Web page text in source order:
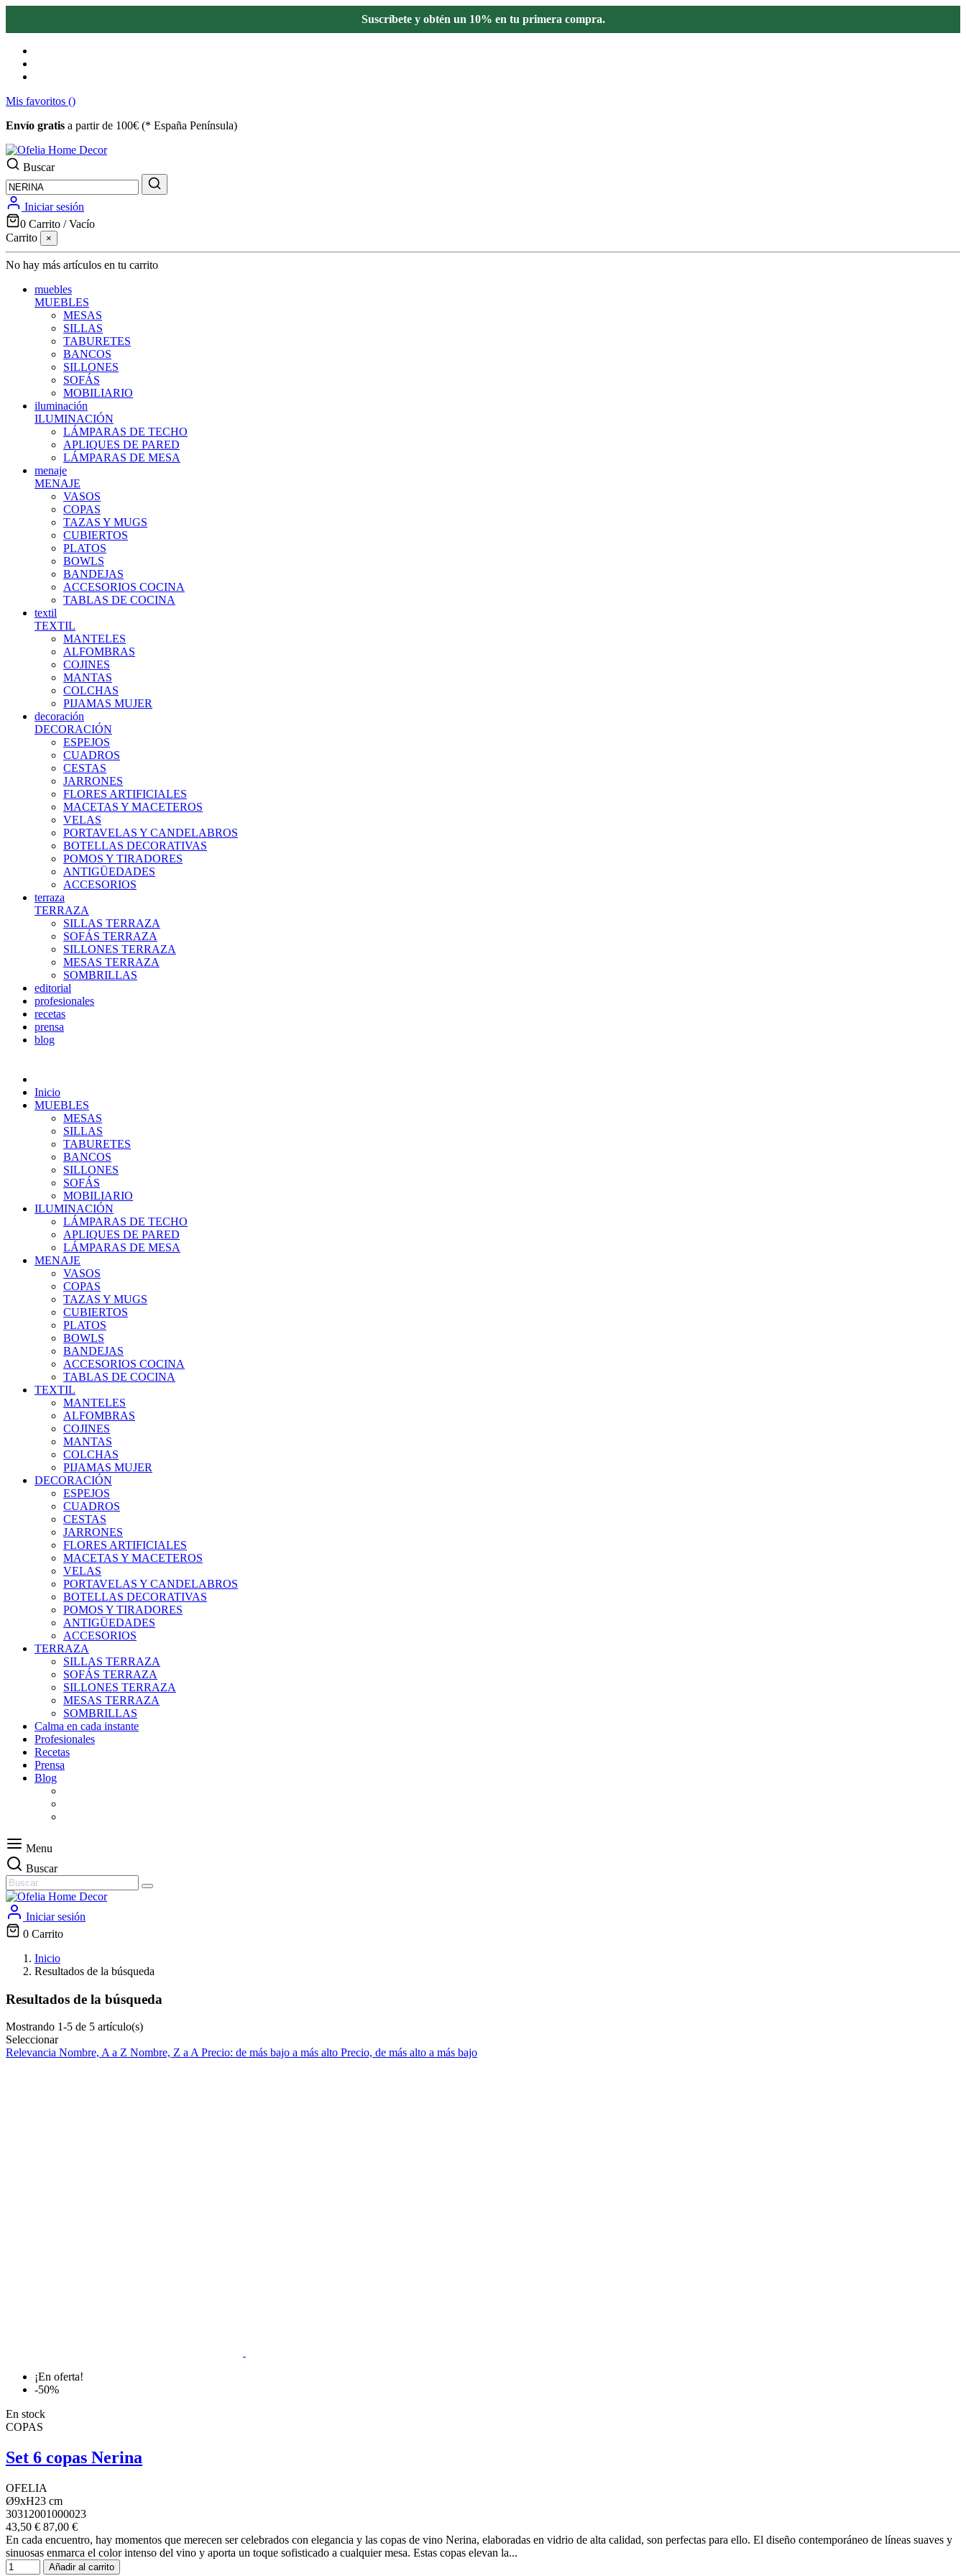
Suscríbete y obtén un 10% en tu primera compra.
Mis favoritos ()
Envío gratis a partir de 100€ (* España Península)
Buscar
Iniciar sesión
0 Carrito /Vacío
Carrito
×
No hay más artículos en tu carrito
muebles
MUEBLES
MESAS
SILLAS
TABURETES
BANCOS
SILLONES
SOFÁS
MOBILIARIO
iluminación
ILUMINACIÓN
LÁMPARAS DE TECHO
APLIQUES DE PARED
LÁMPARAS DE MESA
menaje
MENAJE
VASOS
COPAS
TAZAS Y MUGS
CUBIERTOS
PLATOS
BOWLS
BANDEJAS
ACCESORIOS COCINA
TABLAS DE COCINA
textil
TEXTIL
MANTELES
ALFOMBRAS
COJINES
MANTAS
COLCHAS
PIJAMAS MUJER
decoración
DECORACIÓN
ESPEJOS
CUADROS
CESTAS
JARRONES
FLORES ARTIFICIALES
MACETAS Y MACETEROS
VELAS
PORTAVELAS Y CANDELABROS
BOTELLAS DECORATIVAS
POMOS Y TIRADORES
ANTIGÜEDADES
ACCESORIOS
terraza
TERRAZA
SILLAS TERRAZA
SOFÁS TERRAZA
SILLONES TERRAZA
MESAS TERRAZA
SOMBRILLAS
editorial
profesionales
recetas
prensa
blog
Inicio
MUEBLES
MESAS
SILLAS
TABURETES
BANCOS
SILLONES
SOFÁS
MOBILIARIO
ILUMINACIÓN
LÁMPARAS DE TECHO
APLIQUES DE PARED
LÁMPARAS DE MESA
MENAJE
VASOS
COPAS
TAZAS Y MUGS
CUBIERTOS
PLATOS
BOWLS
BANDEJAS
ACCESORIOS COCINA
TABLAS DE COCINA
TEXTIL
MANTELES
ALFOMBRAS
COJINES
MANTAS
COLCHAS
PIJAMAS MUJER
DECORACIÓN
ESPEJOS
CUADROS
CESTAS
JARRONES
FLORES ARTIFICIALES
MACETAS Y MACETEROS
VELAS
PORTAVELAS Y CANDELABROS
BOTELLAS DECORATIVAS
POMOS Y TIRADORES
ANTIGÜEDADES
ACCESORIOS
TERRAZA
SILLAS TERRAZA
SOFÁS TERRAZA
SILLONES TERRAZA
MESAS TERRAZA
SOMBRILLAS
Calma en cada instante
Profesionales
Recetas
Prensa
Blog
Menu
Buscar
Iniciar sesión
0 Carrito
Inicio
Resultados de la búsqueda
Resultados de la búsqueda
Mostrando 1-5 de 5 artículo(s)
Seleccionar
Relevancia Nombre, A a Z Nombre, Z a APrecio: de más bajo a más alto Precio, de más alto a más bajo
¡En oferta!
-50%
En stock
COPAS
Set 6 copas Nerina
OFELIA
Ø9xH23 cm
30312001000023
43,50 € 87,00 €
En cada encuentro, hay momentos que merecen ser celebrados con elegancia y las copas de vino Nerina, elaboradas en vidrio de alta calidad, son perfectas para ello. El diseño contemporáneo de líneas suaves y
sinuosas enmarca el color intenso del vino y aporta un toque sofisticado a cualquier mesa. Estas copas elevan la...
Añadir al carrito